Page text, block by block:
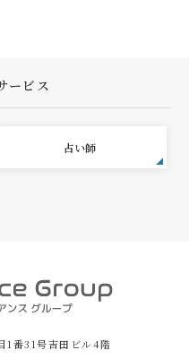
ービス
占い師
1番31号吉田ビル4階